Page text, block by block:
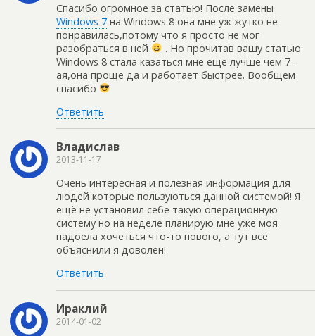
Спасибо огромное за статью! После замены
Windows 7 на Windows 8 она мне уж жутко не
понравилась,потому что я просто не мог
разобраться в ней
. Но прочитав вашу статью
Windows 8 стала казаться мне еще лучше чем 7-
ая,она проще да и работает быстрее. Вообщем
спасибо
Ответить
Владислав
2013-11-17
Очень интересная и полезная информация для
людей которые пользуються данной системой! Я
ещё не установил себе такую операционную
систему но на неделе планирую мне уже моя
надоела хочеться что-то нового, а тут всё
объяснили я доволен!
Ответить
Ираклий
2014-01-02